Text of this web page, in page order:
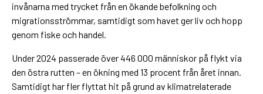
invånarna med trycket från en ökande befolkning och
migrationsströmmar, samtidigt som havet ger liv och hopp
genom fiske och handel.
Under 2024 passerade över 446 000 människor på flykt via
den östra rutten – en ökning med 13 procent från året innan.
Samtidigt har fler flyttat hit på grund av klimatrelaterade